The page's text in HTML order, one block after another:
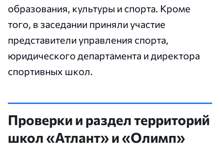
образования, культуры и спорта. Кроме
того, в заседании приняли участие
представители управления спорта,
юридического департамента и директора
спортивных школ.
Проверки и раздел территорий
школ «Атлант» и «Олимп»